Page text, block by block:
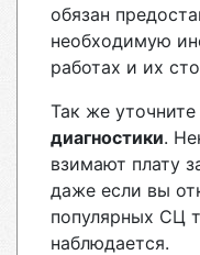
обязан
необходимую
работах и их
Так же
диагностики.
взимают плату
даже если вы
популярных СЦ
наблюдается.